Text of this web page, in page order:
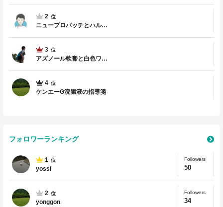
2 位
ニュープロパッチとハル…
3 位
アズノール軟膏と白色ワ…
4 位
ケンエーG浣腸液の指導箋
フォロワーランキング
1 位
yossi
Followers
50
2 位
yonggon
Followers
34